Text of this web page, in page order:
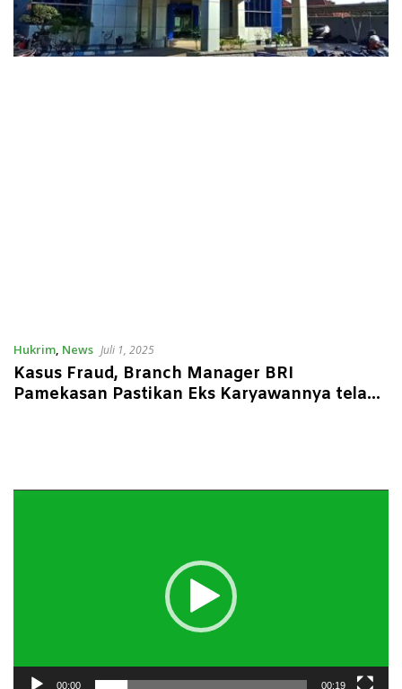
Hukrim, News Juli 1, 2025
Kasus Fraud, Branch Manager BRI
Pamekasan Pastikan Eks Karyawannya telah
00:00 00:19